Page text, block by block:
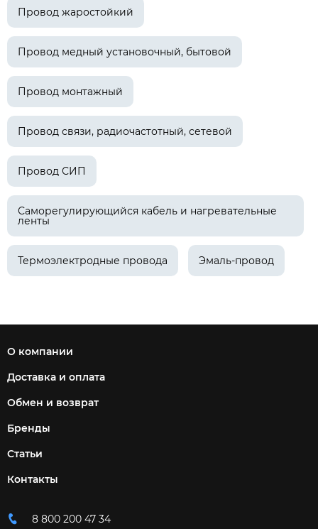
Провод жаростойкий
Провод медный установочный, бытовой
Провод монтажный
Провод связи, радиочастотный, сетевой
Провод СИП
Саморегулирующийся кабель и нагревательные
ленты
Термоэлектродные провода Эмаль-провод
О компании
Доставка и оплата
Обмен и возврат
Бренды
Статьи
Контакты
8 800 200 47 34